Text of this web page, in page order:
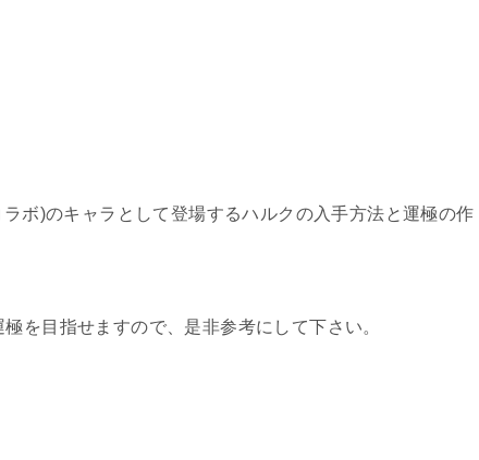
ボ)のキャラとして登場するハルクの入手方法と運極の作
を目指せますので、是非参考にして下さい。